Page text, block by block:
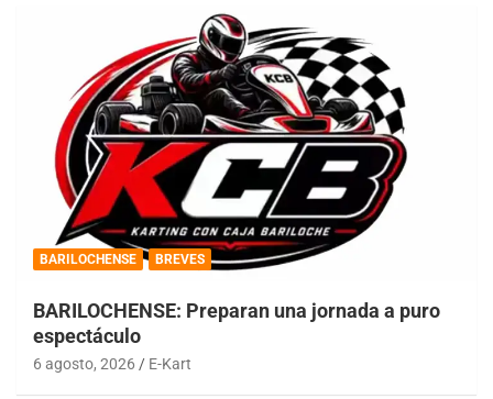
BARILOCHENSE BREVES
BARILOCHENSE: Preparan una jornada a puro
espectáculo
6 agosto, 2026 E-Kart